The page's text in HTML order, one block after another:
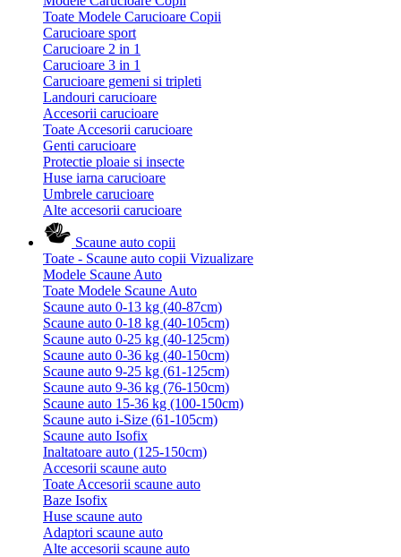
Toate Modele Carucioare Copii
Carucioare sport
Carucioare 2 in 1
Carucioare 3 in 1
Carucioare gemeni si tripleti
Landouri carucioare
Accesorii carucioare
Toate Accesorii carucioare
Genti carucioare
Protectie ploaie si insecte
Huse iarna carucioare
Umbrele carucioare
Alte accesorii carucioare
Scaune auto copii
Toate - Scaune auto copii Vizualizare
Modele Scaune Auto
Toate Modele Scaune Auto
Scaune auto 0-13 kg (40-87cm)
Scaune auto 0-18 kg (40-105cm)
Scaune auto 0-25 kg (40-125cm)
Scaune auto 0-36 kg (40-150cm)
Scaune auto 9-25 kg (61-125cm)
Scaune auto 9-36 kg (76-150cm)
Scaune auto 15-36 kg (100-150cm)
Scaune auto i-Size (61-105cm)
Scaune auto Isofix
Inaltatoare auto (125-150cm)
Accesorii scaune auto
Toate Accesorii scaune auto
Baze Isofix
Huse scaune auto
Adaptori scaune auto
Alte accesorii scaune auto